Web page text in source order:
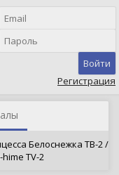
Войти
Регистрация
Белоснежка ТВ-2 /
TV-2